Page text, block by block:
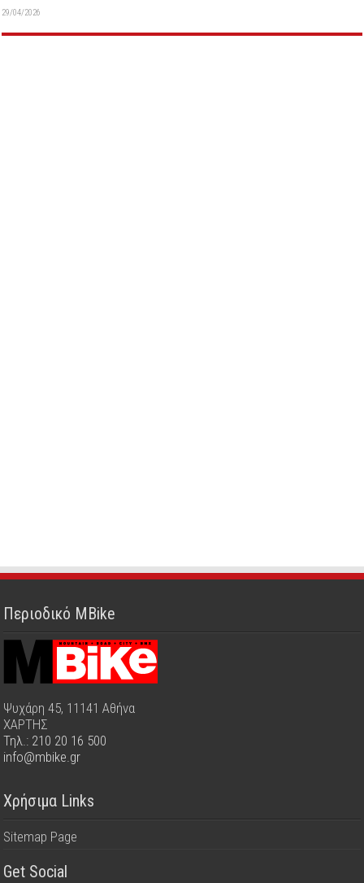
29/04/2026
Περιοδικό MBike
Ψυχάρη 45, 11141 Αθήνα
ΧΑΡΤΗΣ
Τηλ.: 210 20 16 500
info@mbike.gr
Χρήσιμα Links
Sitemap Page
Get Social